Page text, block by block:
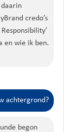
credo’s
en wie ik ben.
achtergrond?
begon